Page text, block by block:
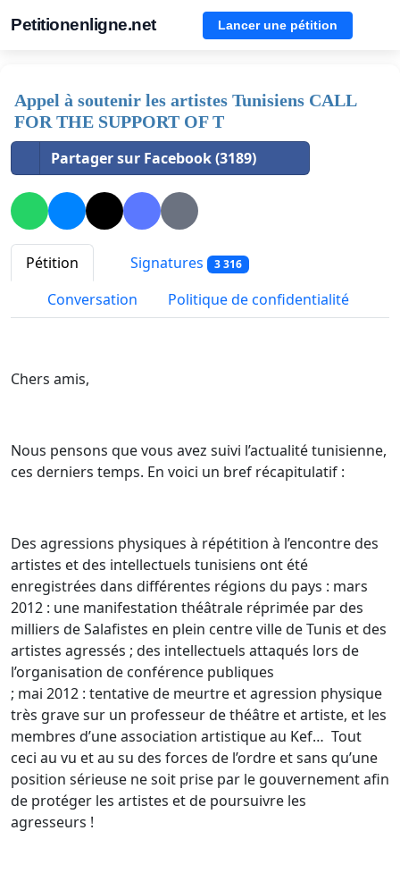
Petitionenligne.net Lancer une pétition
Appel à soutenir les artistes Tunisiens CALL
FOR THE SUPPORT OF T
Partager sur Facebook (3189)
Pétition Signatures 3 316
Conversation Politique de confidentialité
Chers amis,
Nous pensons que vous avez suivi l’actualité tunisienne,
ces derniers temps. En voici un bref récapitulatif :
Des agressions physiques à répétition à l’encontre des
artistes et des intellectuels tunisiens ont été
enregistrées dans différentes régions du pays : mars
2012 : une manifestation théâtrale réprimée par des
milliers de Salafistes en plein centre ville de Tunis et des
artistes agressés ; des intellectuels attaqués lors de
l’organisation de conférence publiques
; mai 2012 : tentative de meurtre et agression physique
très grave sur un professeur de théâtre et artiste, et les
membres d’une association artistique au Kef… Tout
ceci au vu et au su des forces de l’ordre et sans qu’une
position sérieuse ne soit prise par le gouvernement afin
de protéger les artistes et de poursuivre les
agresseurs !